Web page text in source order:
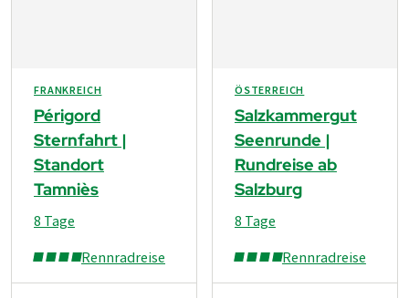
FRANKREICH
Périgord
Sternfahrt |
Standort
Tamniès
Rennradreise
8 Tage
ÖSTERREICH
Salzkammergut
Seenrunde |
Rundreise ab
Salzburg
Rennradreise
8 Tage